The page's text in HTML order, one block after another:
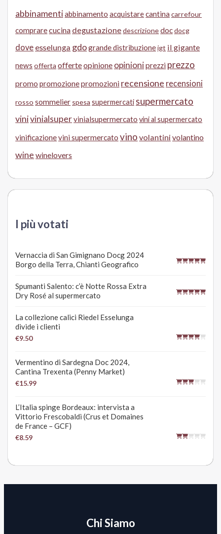
abbinamentiabbinamento acquistarecantina carrefour
comprarecucina degustazionedescrizionedocdocg
dove esselunga gdogrande distribuzioneigt il gigante
news offerta offerteopinione opinioniprezzi prezzo
promo promozionepromozioni recensione recensioni
rosso sommelier spesa supermercati supermercato
vinivinialsupervinialsupermercato vini al supermercato
vinificazionevini supermercato vino volantini volantino
wine winelovers
I più votati
Vernaccia di San Gimignano Docg 2024
Borgo della Terra, Chianti Geografico
Spumanti Salento: c’è Notte Rossa Extra
Dry Rosé al supermercato
La collezione calici Riedel Esselunga
divide i clienti
€9.50
Vermentino di Sardegna Doc 2024,
Cantina Trexenta (Penny Market)
€15.99
L’Italia spinge Bordeaux: intervista a
Vittorio Frescobaldi (Crus et Domaines
de France – GCF)
€8.59
Chi Siamo